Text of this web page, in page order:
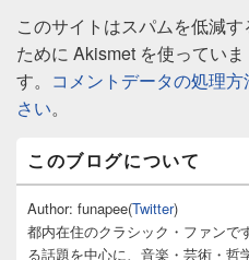
このサイトはスパムを低減す
ために Akismet を使っていま
す。 コメントデータの処理
さい。
ン
サ
イ
このブログについて
Author: funapee(Twitter)
都内在住のクラシック・ファンで
る話題を中心に、音楽・芸術・哲